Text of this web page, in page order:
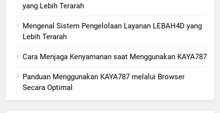
yang Lebih Terarah
Mengenal Sistem Pengelolaan Layanan LEBAH4D yang
Lebih Terarah
Cara Menjaga Kenyamanan saat Menggunakan KAYA787
Panduan Menggunakan KAYA787 melalui Browser
Secara Optimal